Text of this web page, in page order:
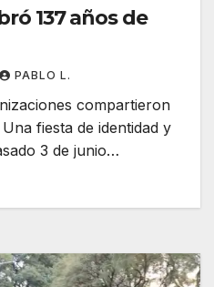
137 años de
PABLO L.
compartieron
fiesta de identidad y
3 de junio…